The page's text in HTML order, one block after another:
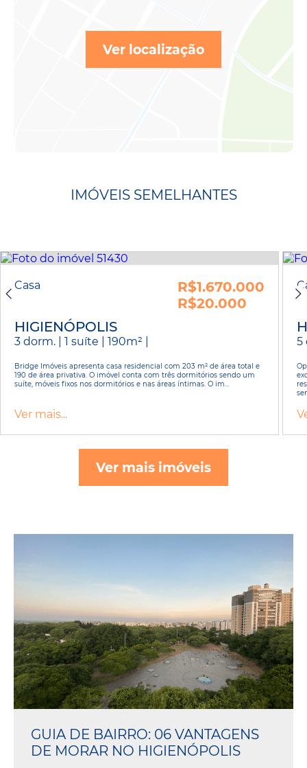
Ver localização
IMÓVEIS SEMELHANTES
Casa
R$1.670.000
R$20.000
HIGIENÓPOLIS
3 dorm. | 1 suíte | 190m² |
Bridge Imóveis apresenta casa residencial com 203 m² de área total e
190 de área privativa. O imóvel conta com três dormitórios sendo um
suíte, móveis fixos nos dormitórios e nas áreas íntimas. O im...
Ver mais...
5
Ver mais imóveis
GUIA DE BAIRRO: 06 VANTAGENS
DE MORAR NO HIGIENÓPOLIS